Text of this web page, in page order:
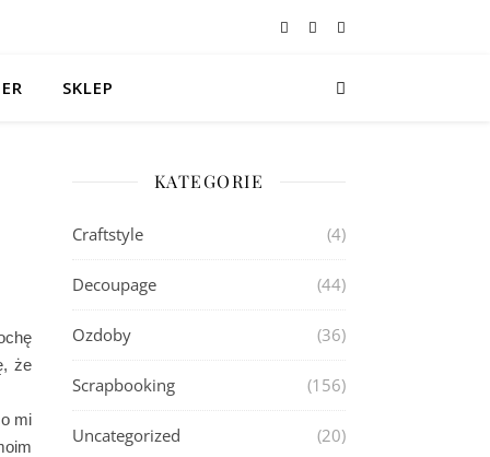
SKLEP
że
mi
KATEGORIE
Craftstyle (4)
Decoupage (44)
Ozdoby (36)
Scrapbooking (156)
Uncategorized (20)